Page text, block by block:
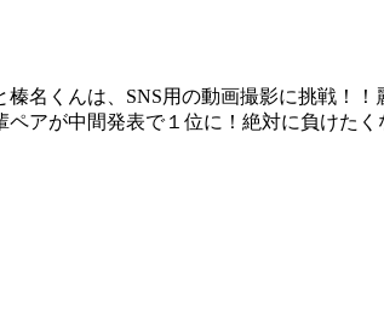
名くんは、SNS用の動画撮影に挑戦！
アが中間発表で１位に！絶対に負けた